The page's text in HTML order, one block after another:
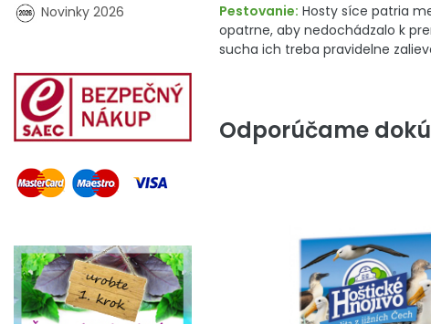
Pestovanie: Hosty síce patria
opatrne, aby nedochádzalo k
sucha ich treba pravidelne
Odporúčame
Novinky 2026